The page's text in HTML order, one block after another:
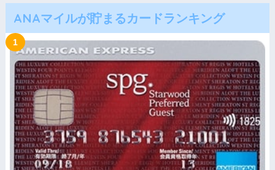
ANAマイルが貯まるカードランキング